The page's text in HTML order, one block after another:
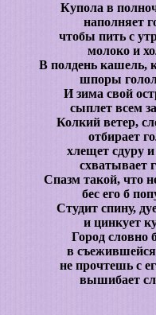
Купола в
наполняет
чтобы пить с
молоко и
В полдень кашель,
шпоры
И зима свой
сыплет всем
Колкий ветер,
отбирает
хлещет сдуру
схватывает
Спазм такой, что
бес его б
Студит спину,
и цинкует
Город словно
в
не прочтешь с
вышибает